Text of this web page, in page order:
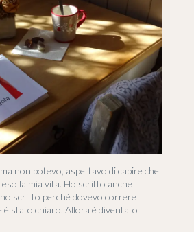
non potevo, aspettavo di capire che
la mia vita. Ho scritto anche
scritto perché dovevo correre
è stato chiaro. Allora è diventato